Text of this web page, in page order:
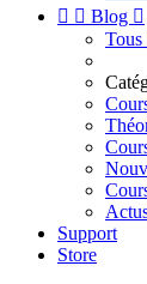
  Blog 
Tous
Support
Store